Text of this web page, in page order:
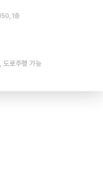
1층
도로주행 가능